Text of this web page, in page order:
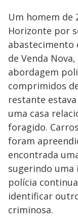
Um homem de
Horizonte por
abastecimento
de Venda
abordagem
comprimidos
restante
uma casa
foragido.
foram
encontrada
sugerindo
polícia
identificar
criminosa.